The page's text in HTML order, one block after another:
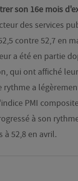
son 16e mois
des services
contre 52,7 en
a été en partie
qui ont affiché
rythme a
PMI
à son
à 52,8 en avril.